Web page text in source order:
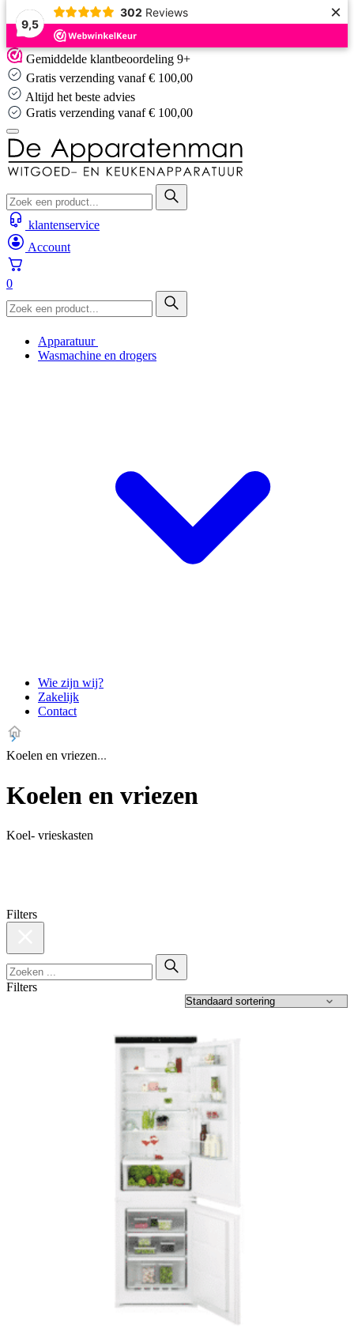
9,5
302 Reviews ×
Skip
to
content
Gemiddelde klantbeoordeling 9+
Gratis verzending vanaf € 100,00
Altijd het beste advies
Altijd het beste advies
…
klantenservice
Account
0
Apparatuur
Wasmachine en drogers
Wie zijn wij?
Zakelijk
Contact
Koelen en vriezen
Koelen en vriezen
Koel- vrieskasten
Filters
Filters